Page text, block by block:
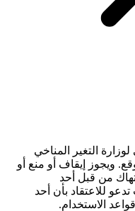
التغير المناخي
ويجوز إيقاف أو منع أو
من قبل أحد
للاعتقاد بأن أحد
الاستخدام.